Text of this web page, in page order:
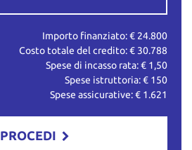
Importo finanziato: € 24.800
Costo totale del credito: €30.788
Spese di incasso rata: € 1,50
Spese istruttoria: € 150
Spese assicurative: € 1.621
PROCEDI